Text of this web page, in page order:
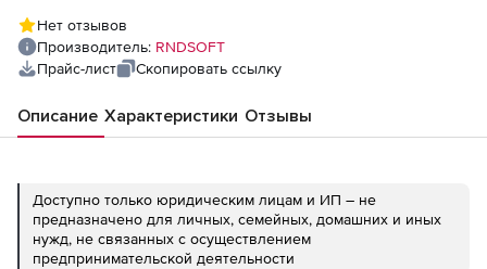
Нет отзывов
Производитель: RNDSOFT
Прайс-лист
Скопировать ссылку
Описание Характеристики Отзывы
Доступно только юридическим лицам и ИП – не
предназначено для личных, семейных, домашних и иных
нужд, не связанных с осуществлением
предпринимательской деятельности